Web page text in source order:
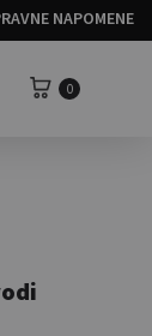
NAPOMENE
Košarica
0